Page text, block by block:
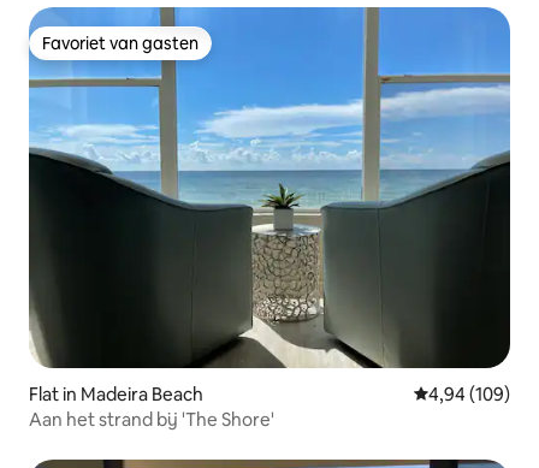
Favoriet van gasten
Favoriet van gasten
Flat in Madeira Beach Gemiddelde
4,94 (109)
Aan het strand bij 'The Shore'